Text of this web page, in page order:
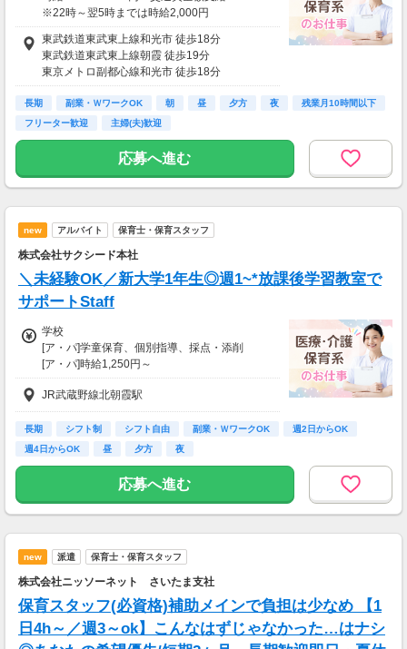
＊ご利用規定＊
・日収5000円以上
・支給額の上限あり
・利用手数料あり
※通常は翌月20日に給与支給
＜支給日＞
16時までのお申込み⇒翌営業日の銀行振込
16時以降のお申込み⇒翌々営業日の銀行振込
【交通費】
別途全額支給
※22時～翌5時までは時給2,000円
※当日の託児室リーダー担当者は1,700円～2,1
25円（夜間）
リーダー業務：業務報告書作成など
就業先都合でのキャンセルが発生した場合
2日前20:00 50％
前日20:00以降 100％
【給与支払】
月1回
【交通費】
別途一部支給
※月上限3万円まで／ガソリン代：23円/㎞
※マイカー通勤OK
東武鉄道東武東上線和光市 徒歩18分
東武鉄道東武東上線朝霞 徒歩19分
東京メトロ副都心線和光市 徒歩18分
東京メトロ有楽町線和光市 徒歩18分
東武鉄道東武東上線朝霞台 車14分
長期 副業・ＷワークOK 朝 昼 夕方 夜
残業月10時間以下
フリーター歓迎
主婦(夫)歓迎
応募へ進む
new アルバイト 保育士・保育スタッフ
株式会社サクシード本社
＼未経験OK／新大学1年生◎週1~*放課後学習教室で
サポートStaff
学校
[ア・パ]学童保育、個別指導、採点・添削
[ア・パ]時給1,250円～
■研修制度
【交通費】
全額支給
JR武蔵野線北朝霞駅
長期 シフト制 シフト自由 副業・ＷワークOK
週2日からOK
週4日からOK
昼 夕方 夜
応募へ進む
new 派遣 保育士・保育スタッフ
株式会社ニッソーネット さいたま支社
保育スタッフ(必資格)補助メインで負担は少なめ 【1
日4h～／週3～ok】こんなはずじゃなかった…はナシ